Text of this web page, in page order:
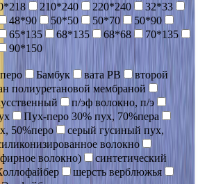
210*240 220*240
32*33
48*90 50*50 50*70
50*90
65*135 68*135 68*68
70*135
90*150
Бамбук вата РВ
второй
полиуретановой мембраной
п/эф волокно, п/э
Пух-перо 30% пух, 70%пера
50%перо
серый гусиный пух,
волокно
волокно)
синтетический
шерсть верблюжья